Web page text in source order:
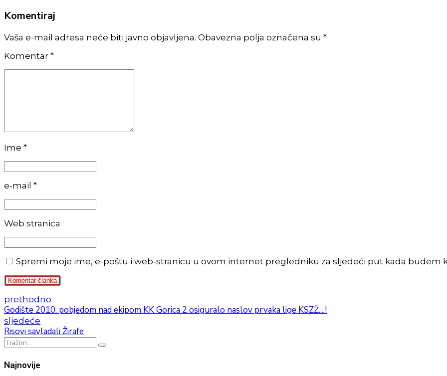
Komentiraj
Vaša e-mail adresa neće biti javno objavljena. Obavezna polja označena su *
Komentar *
Ime *
e-mail *
Web stranica
Spremi moje ime, e-poštu i web-stranicu u ovom internet pregledniku za sljedeći put kada budem
Komentar članka
prethodno
Godište 2010. pobjedom nad ekipom KK Gorica 2 osiguralo naslov prvaka lige KSZŽ....!
sljedeće
Risovi savladali Žirafe
Najnovije